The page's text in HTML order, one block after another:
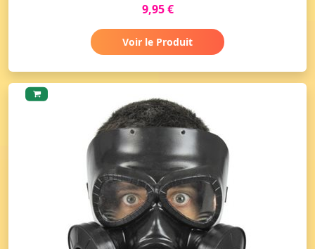
9,95 €
Voir le Produit